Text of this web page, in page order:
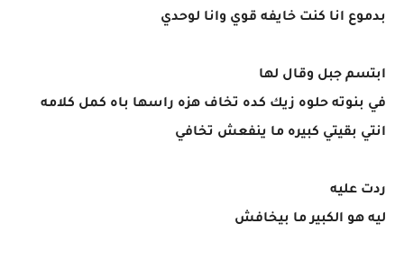
بدموع انا كنت خايفه قوي وانا لوحدي
ابتسم جبل وقال لها
في بنوته حلوه زيك كده تخاف هزه راسها باه كمل كلامه
انتي بقيتي كبيره ما ينفعش تخافي
ردت عليه
ليه هو الكبير ما بيخافش